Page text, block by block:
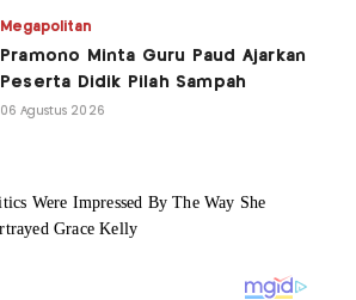
Megapolitan
Pramono Minta Guru Paud Ajarkan
Peserta Didik Pilah Sampah
06 Agustus 2026